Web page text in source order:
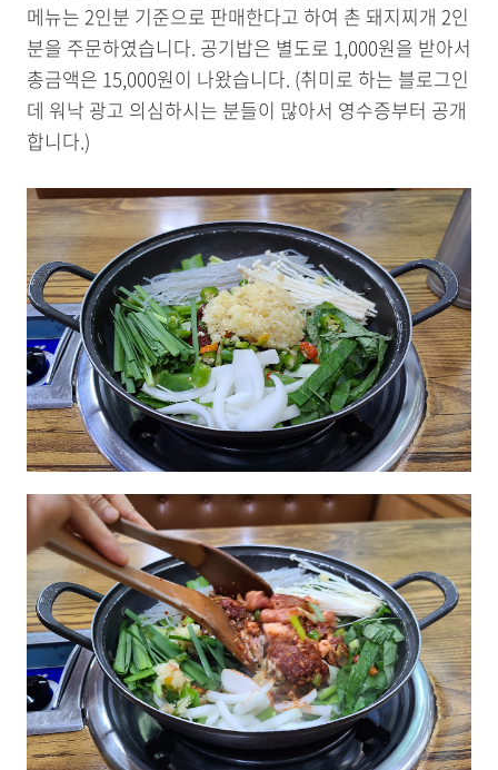
메뉴는 2인분 기준으로 판매한다고 하여 촌 돼지찌개 2인
분을 주문하였습니다. 공기밥은 별도로 1,000원을 받아서
총금액은 15,000원이 나왔습니다. (취미로 하는 블로그인
데 워낙 광고 의심하시는 분들이 많아서 영수증부터 공개
합니다.)